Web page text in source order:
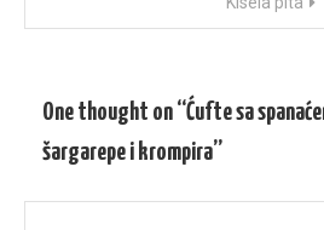
One thought on “Ćufte sa
šargarepe i krompira”